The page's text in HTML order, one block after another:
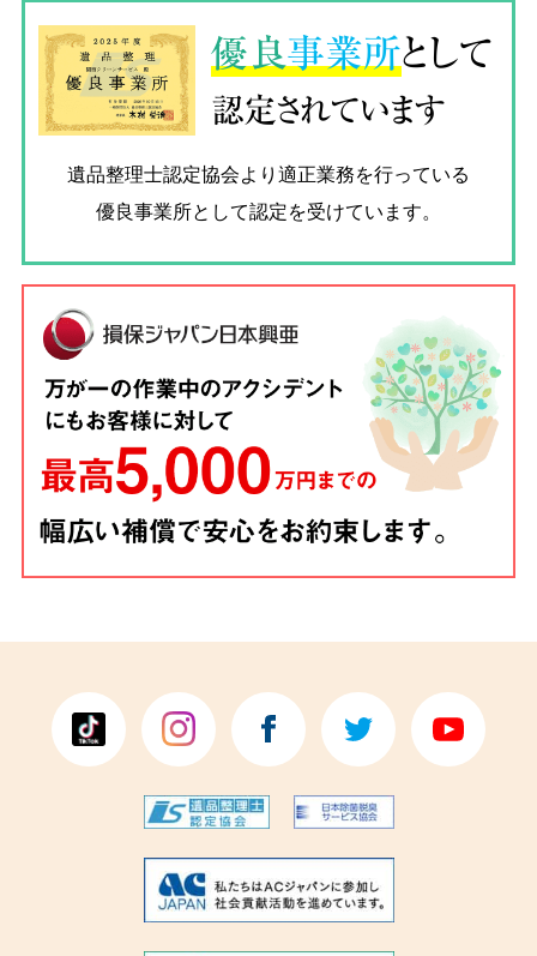
優良事業所として
認定されています
遺品整理士認定協会より適正業務を行っている
優良事業所として認定を受けています。